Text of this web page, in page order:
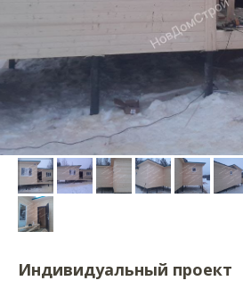
Индивидуальный проект